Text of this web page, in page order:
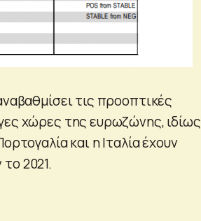
τις προοπτικές
χώρες της ευρωζώνης, ιδίως
και η Ιταλία έχουν
2021.